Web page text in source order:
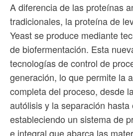
A diferencia de las proteínas
tradicionales, la proteína de
Yeast se produce mediante
de biofermentación. Esta
tecnologías de control de
generación, lo que permite la
completa del proceso, desde
autólisis y la separación hasta
estableciendo un sistema de
e integral que abarca las